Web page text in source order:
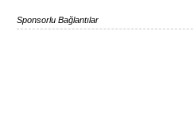
Sponsorlu Bağlantılar